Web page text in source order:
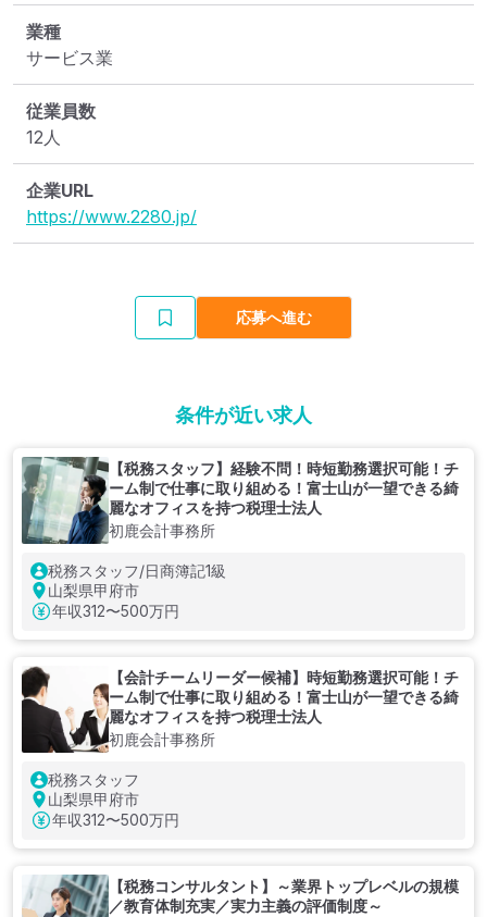
業種
サービス業
従業員数
12人
企業URL
https://www.2280.jp/
応募へ進む
条件が近い求人
【税務スタッフ】経験不問！時短勤務選択可能！チ
ーム制で仕事に取り組める！富士山が一望できる綺
麗なオフィスを持つ税理士法人
初鹿会計事務所
税務スタッフ/日商簿記1級
山梨県甲府市
年収312〜500万円
【会計チームリーダー候補】時短勤務選択可能！チ
ーム制で仕事に取り組める！富士山が一望できる綺
麗なオフィスを持つ税理士法人
初鹿会計事務所
税務スタッフ
山梨県甲府市
年収312〜500万円
【税務コンサルタント】～業界トップレベルの規模
／教育体制充実／実力主義の評価制度～